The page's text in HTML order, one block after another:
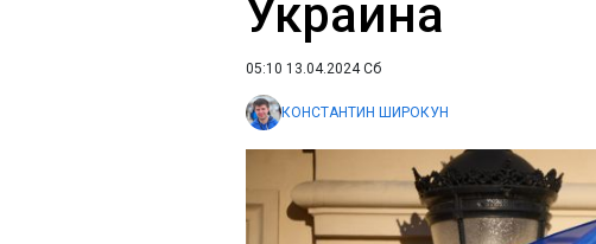
Украина
05:10 13.04.2024 Сб
КОНСТАНТИН ШИРОКУН